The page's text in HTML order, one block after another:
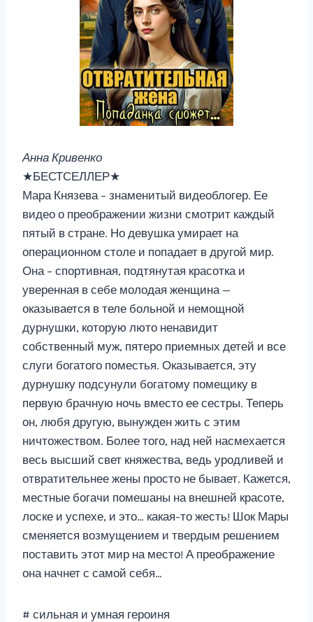
Анна Кривенко
★БЕСТСЕЛЛЕР★
Мара Князева – знаменитый видеоблогер. Ее
видео о преображении жизни смотрит каждый
пятый в стране. Но девушка умирает на
операционном столе и попадает в другой мир.
Она – спортивная, подтянутая красотка и
уверенная в себе молодая женщина —
оказывается в теле больной и немощной
дурнушки, которую люто ненавидит
собственный муж, пятеро приемных детей и все
слуги богатого поместья. Оказывается, эту
дурнушку подсунули богатому помещику в
первую брачную ночь вместо ее сестры. Теперь
он, любя другую, вынужден жить с этим
ничтожеством. Более того, над ней насмехается
весь высший свет княжества, ведь уродливей и
отвратительнее жены просто не бывает. Кажется,
местные богачи помешаны на внешней красоте,
лоске и успехе, и это… какая-то жесть! Шок Мары
сменяется возмущением и твердым решением
поставить этот мир на место! А преображение
она начнет с самой себя…
# сильная и умная героиня